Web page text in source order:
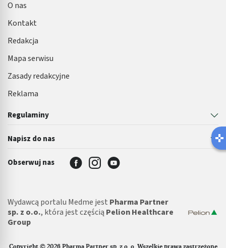
Regulaminy
Napisz do nas
O nas
Kontakt
Redakcja
Mapa serwisu
Zasady redakcyjne
Reklama
Obserwuj nas
Wydawcą portalu Medme jest Pharma Partner
sp. z o.o., która jest częścią Pelion Healthcare
Group